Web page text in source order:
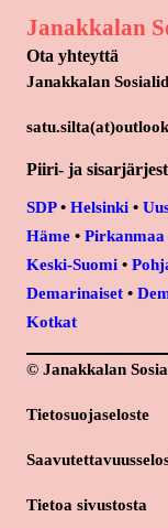
Janakkalan
Ota yhteyttä
Janakkalan
Piiri- ja
SDP• Helsinki •
Häme • Pirkanmaa
Keski-Suomi •
Demarinaiset •
Kotkat
© Janakkalan
Tietosuojaseloste
Tietoa sivustosta